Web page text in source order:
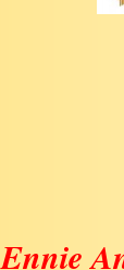
Ennie